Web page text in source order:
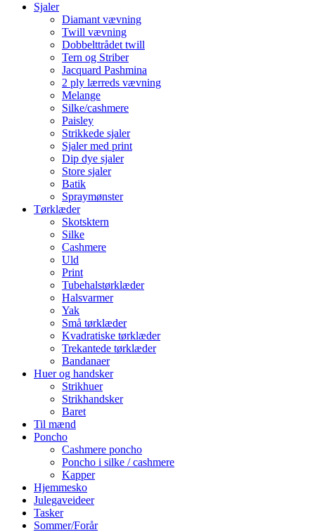
Sjaler
Diamant vævning
Twill vævning
Dobbelttrådet twill
Tern og Striber
Jacquard Pashmina
2 ply lærreds vævning
Melange
Silke/cashmere
Paisley
Strikkede sjaler
Sjaler med print
Dip dye sjaler
Store sjaler
Batik
Spraymønster
Tørklæder
Skotsktern
Silke
Cashmere
Uld
Print
Tubehalstørklæder
Halsvarmer
Yak
Små tørklæder
Kvadratiske tørklæder
Trekantede tørklæder
Bandanaer
Huer og handsker
Strikhuer
Strikhandsker
Baret
Til mænd
Poncho
Cashmere poncho
Poncho i silke / cashmere
Kapper
Hjemmesko
Julegaveideer
Tasker
Sommer/Forår